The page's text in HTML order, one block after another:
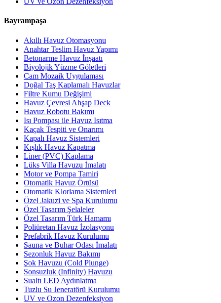
Bayrampaşa
Akıllı Havuz Otomasyonu
Anahtar Teslim Havuz Yapımı
Betonarme Havuz İnşaatı
Biyolojik Yüzme Göletleri
Cam Mozaik Uygulaması
Doğal Taş Kaplamalı Havuzlar
Filtre Kumu Değişimi
Havuz Çevresi Ahşap Deck
Havuz Robotu Bakımı
Isı Pompası ile Havuz Isıtma
Kaçak Tespiti ve Onarımı
Kapalı Havuz Sistemleri
Kışlık Havuz Kapatma
Liner (PVC) Kaplama
Lüks Villa Havuzu İmalatı
Motor ve Pompa Tamiri
Otomatik Havuz Örtüsü
Otomatik Klorlama Sistemleri
Özel Jakuzi ve Spa Kurulumu
Özel Tasarım Şelaleler
Özel Tasarım Türk Hamamı
Poliüretan Havuz İzolasyonu
Prefabrik Havuz Kurulumu
Sauna ve Buhar Odası İmalatı
Sezonluk Havuz Bakımı
Şok Havuzu (Cold Plunge)
Sonsuzluk (Infinity) Havuzu
Sualtı LED Aydınlatma
Tuzlu Su Jeneratörü Kurulumu
UV ve Ozon Dezenfeksiyon